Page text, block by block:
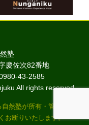
塾
慶佐次82番地
43-2585
All rights reserved.
然塾が所有・管理していま
お断りいたします。